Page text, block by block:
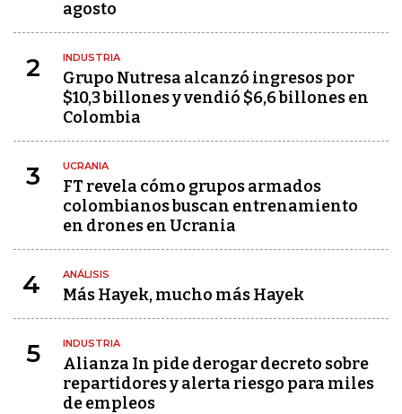
agosto
2 INDUSTRIA
Grupo Nutresa alcanzó ingresos por
$10,3 billones y vendió $6,6 billones en
Colombia
3 UCRANIA
FT revela cómo grupos armados
colombianos buscan entrenamiento
en drones en Ucrania
4 ANÁLISIS
Más Hayek, mucho más Hayek
5 INDUSTRIA
Alianza In pide derogar decreto sobre
repartidores y alerta riesgo para miles
de empleos